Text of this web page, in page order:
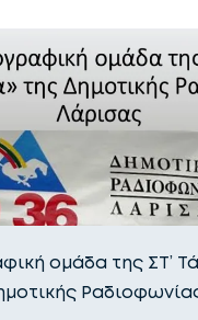
ομάδα της ΣΤ’